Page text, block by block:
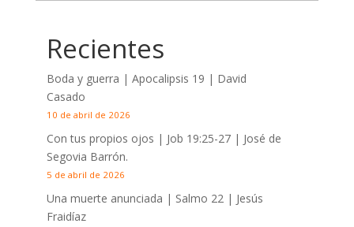
Recientes
Boda y guerra | Apocalipsis 19 | David
Casado
10 de abril de 2026
Con tus propios ojos | Job 19:25-27| José de
Segovia Barrón.
5 de abril de 2026
Una muerte anunciada | Salmo 22| Jesús
Fraidíaz